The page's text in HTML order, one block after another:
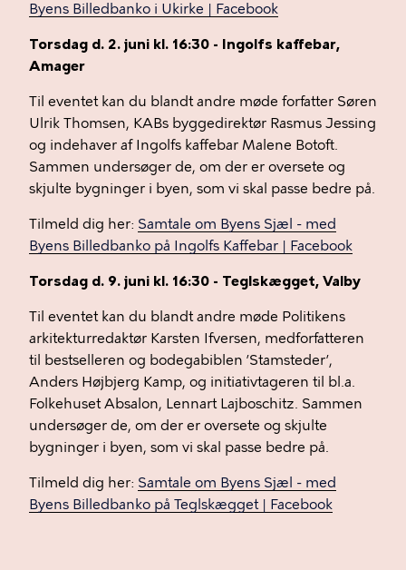
Byens Billedbanko i Ukirke | Facebook
Torsdag d. 2. juni kl. 16:30 - Ingolfs kaffebar,
Amager
Til eventet kan du blandt andre møde forfatter Søren
Ulrik Thomsen, KABs byggedirektør Rasmus Jessing
og indehaver af Ingolfs kaffebar Malene Botoft.
Sammen undersøger de, om der er oversete og
skjulte bygninger i byen, som vi skal passe bedre på.
Tilmeld dig her: Samtale om Byens Sjæl - med
Byens Billedbanko på Ingolfs Kaffebar | Facebook
Torsdag d. 9. juni kl. 16:30 - Teglskægget, Valby
Til eventet kan du blandt andre møde Politikens
arkitekturredaktør Karsten Ifversen, medforfatteren
til bestselleren og bodegabiblen ’Stamsteder’,
Anders Højbjerg Kamp, og initiativtageren til bl.a.
Folkehuset Absalon, Lennart Lajboschitz. Sammen
undersøger de, om der er oversete og skjulte
bygninger i byen, som vi skal passe bedre på.
Tilmeld dig her: Samtale om Byens Sjæl - med
Byens Billedbanko på Teglskægget | Facebook